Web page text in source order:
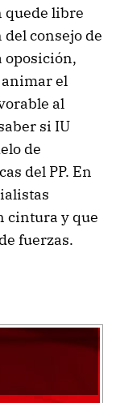
quede libre
consejo de
oposición,
animar el
al
si IU
de
del PP. En
cintura y que
fuerzas.